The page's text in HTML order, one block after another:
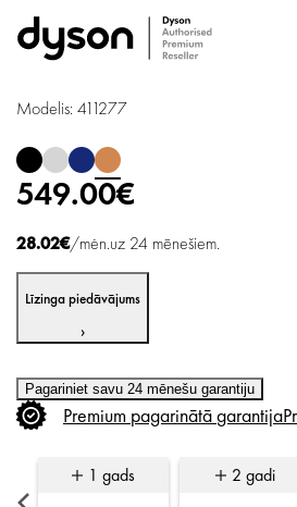
Modelis: 411277
549.00€
28.02€/mėn.uz 24 mēnešiem.
Līzinga piedāvājums
›
Pagariniet savu 24 mēnešu garantiju
Premium pagarinātāgarantija
1 gads 2 gadi